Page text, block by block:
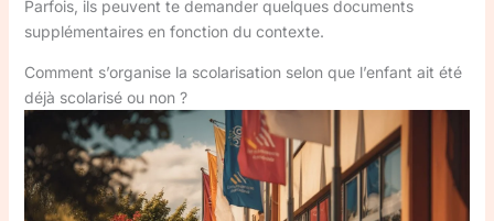
Parfois, ils peuvent te demander quelques documents
supplémentaires en fonction du contexte.
Comment s’organise la scolarisation selon que l’enfant ait été
déjà scolarisé ou non ?